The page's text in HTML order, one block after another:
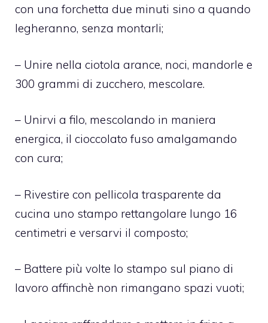
con una forchetta due minuti sino a quando
legheranno, senza montarli;
– Unire nella ciotola arance, noci, mandorle e
300 grammi di zucchero, mescolare.
– Unirvi a filo, mescolando in maniera
energica, il cioccolato fuso amalgamando
con cura;
– Rivestire con pellicola trasparente da
cucina uno stampo rettangolare lungo 16
centimetri e versarvi il composto;
– Battere più volte lo stampo sul piano di
lavoro affinchè non rimangano spazi vuoti;